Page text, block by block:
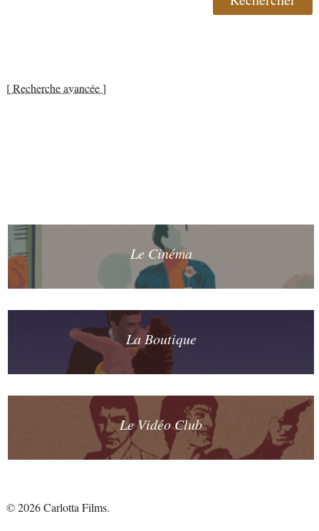
[ Recherche avancée ]
Le Cinéma
La Boutique
Le Vidéo Club
© 2026 Carlotta Films.